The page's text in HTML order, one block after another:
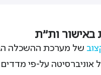
באישור ות"ת
של מערכת ההשכלה
על-פי